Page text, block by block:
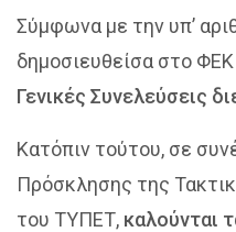
Σύμφωνα με την υπ’
δημοσιευθείσα στο
Γενικές Συνελεύσεις
Κατόπιν τούτου, σε
Πρόσκλησης της
του ΤΥΠΕΤ, καλούνται